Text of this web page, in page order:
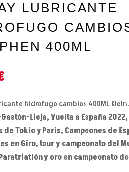
LUBRICANTE
400ML
hidrofugo cambios 400ML Klein.
Lieja, Vuelta a España
de Tokio y Paris, Campeones de
en Giro, tour y campeonato del
y oro en campeonato